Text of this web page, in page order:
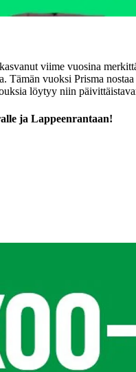
viime vuosina
vuoksi Prisma
löytyy niin
ja Lappeenrantaan!